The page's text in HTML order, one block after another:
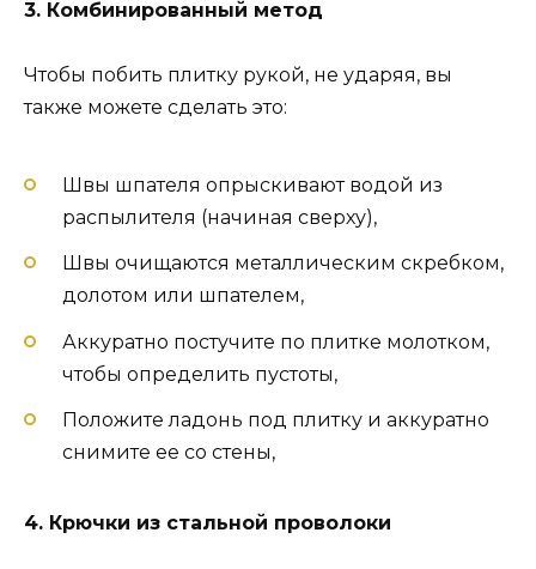
3. Комбинированный метод
Чтобы побить плитку рукой, не ударяя, вы
также можете сделать это:
Швы шпателя опрыскивают водой из
распылителя (начиная сверху),
Швы очищаются металлическим скребком,
долотом или шпателем,
Аккуратно постучите по плитке молотком,
чтобы определить пустоты,
Положите ладонь под плитку и аккуратно
снимите ее со стены,
4. Крючки из стальной проволоки